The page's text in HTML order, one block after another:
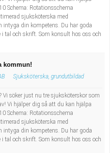
Schema: Rotationsschema
sjuksköterska med
intyga din kompetens. Du har goda
tal och skrift. Som konsult hos oss och
kommun!
Sjuksköterska, grundutbildad
söker just nu tre sjuksköterskor som
Vi hjälper dig så att du kan hjälpa
Schema: Rotationsschema
sjuksköterska med
intyga din kompetens. Du har goda
tal och skrift. Som konsult hos oss och